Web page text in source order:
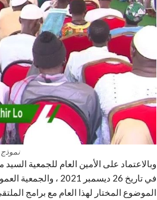
نموذج
وبالاعتماد على الأمين العام للجمعية
في تاريخ 26 ديسمبر
الموضوع المختار لهذا العام مع برامج